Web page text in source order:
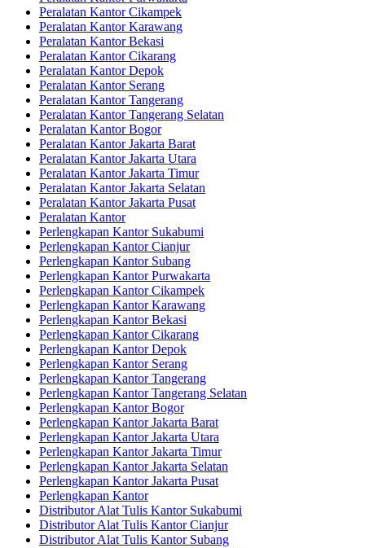
Peralatan Kantor Cikampek
Peralatan Kantor Karawang
Peralatan Kantor Bekasi
Peralatan Kantor Cikarang
Peralatan Kantor Depok
Peralatan Kantor Serang
Peralatan Kantor Tangerang
Peralatan Kantor Tangerang Selatan
Peralatan Kantor Bogor
Peralatan Kantor Jakarta Barat
Peralatan Kantor Jakarta Utara
Peralatan Kantor Jakarta Timur
Peralatan Kantor Jakarta Selatan
Peralatan Kantor Jakarta Pusat
Peralatan Kantor
Perlengkapan Kantor Sukabumi
Perlengkapan Kantor Cianjur
Perlengkapan Kantor Subang
Perlengkapan Kantor Purwakarta
Perlengkapan Kantor Cikampek
Perlengkapan Kantor Karawang
Perlengkapan Kantor Bekasi
Perlengkapan Kantor Cikarang
Perlengkapan Kantor Depok
Perlengkapan Kantor Serang
Perlengkapan Kantor Tangerang
Perlengkapan Kantor Tangerang Selatan
Perlengkapan Kantor Bogor
Perlengkapan Kantor Jakarta Barat
Perlengkapan Kantor Jakarta Utara
Perlengkapan Kantor Jakarta Timur
Perlengkapan Kantor Jakarta Selatan
Perlengkapan Kantor Jakarta Pusat
Perlengkapan Kantor
Distributor Alat Tulis Kantor Sukabumi
Distributor Alat Tulis Kantor Cianjur
Distributor Alat Tulis Kantor Subang